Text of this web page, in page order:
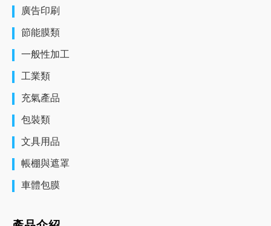
廣告印刷
節能膜類
一般性加工
工業類
充氣產品
包裝類
文具用品
帳棚與遮罩
車體包膜